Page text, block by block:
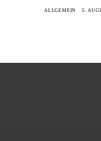
ALLGEMEIN 5.